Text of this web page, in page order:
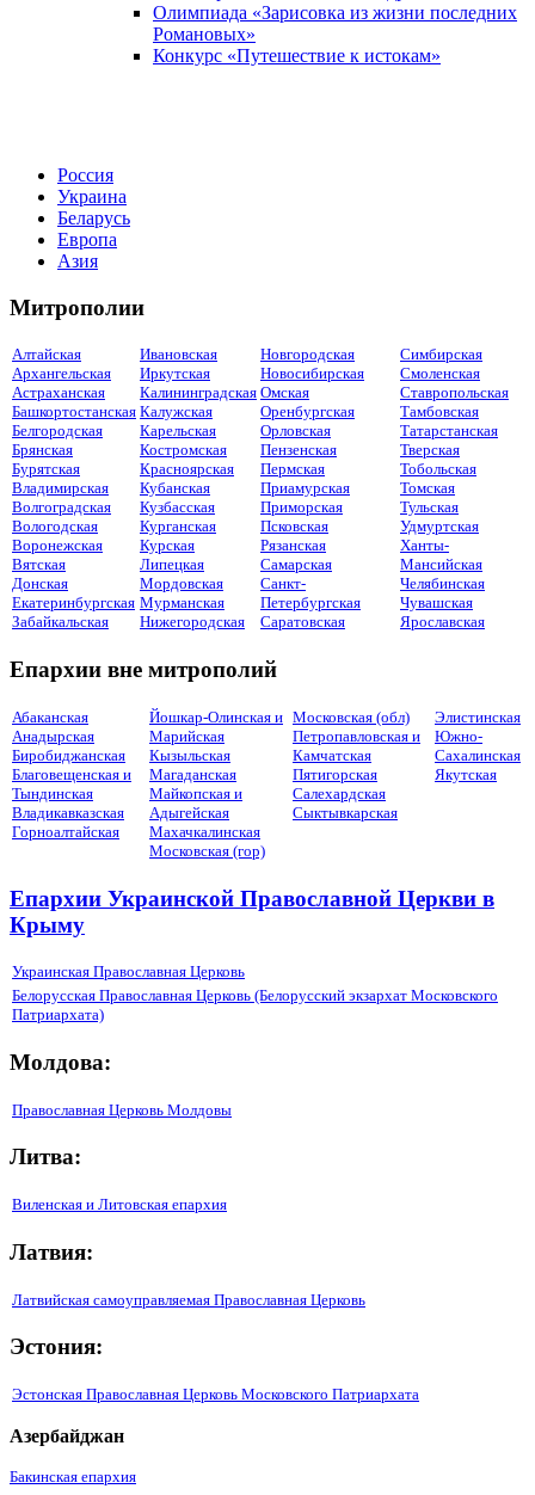
Олимпиада «Зарисовка из жизни последних
Романовых»
Конкурс «Путешествие к истокам»
Россия
Украина
Беларусь
Европа
Азия
Митрополии
Алтайская
Архангельская
Астраханская
Башкортостанская
Белгородская
Брянская
Бурятская
Владимирская
Волгоградская
Вологодская
Воронежская
Вятская
Донская
Екатеринбургская
Забайкальская
Ивановская
Иркутская
Калининградская
Калужская
Карельская
Костромская
Красноярская
Кубанская
Кузбасская
Курганская
Курская
Липецкая
Мордовская
Мурманская
Нижегородская
Новгородская
Новосибирская
Омская
Оренбургская
Орловская
Пензенская
Пермская
Приамурская
Приморская
Псковская
Рязанская
Самарская
Санкт-
Петербургская
Саратовская
Симбирская
Смоленская
Ставропольская
Тамбовская
Татарстанская
Тверская
Тобольская
Томская
Тульская
Удмуртская
Ханты-
Мансийская
Челябинская
Чувашская
Ярославская
Епархии вне митрополий
Абаканская
Анадырская
Биробиджанская
Благовещенская и
Тындинская
Владикавказская
Горноалтайская
Йошкар-Олинская и
Марийская
Кызыльская
Магаданская
Майкопская и
Адыгейская
Махачкалинская
Московская (гор)
Московская (обл)
Петропавловская и
Камчатская
Пятигорская
Салехардская
Сыктывкарская
Элистинская
Южно-
Сахалинская
Якутская
Епархии Украинской Православной Церкви в
Крыму
Украинская Православная Церковь
Белорусская Православная Церковь (Белорусский экзархат Московского
Патриархата)
Молдова:
Православная Церковь Молдовы
Литва:
Виленская и Литовская епархия
Латвия:
Латвийская самоуправляемая Православная Церковь
Эстония:
Эстонская Православная Церковь Московского Патриархата
Азербайджан
Бакинская епархия